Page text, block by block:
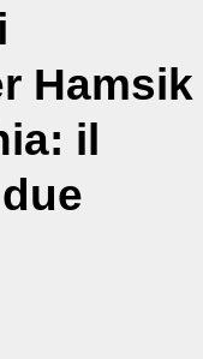
Hamsik
il